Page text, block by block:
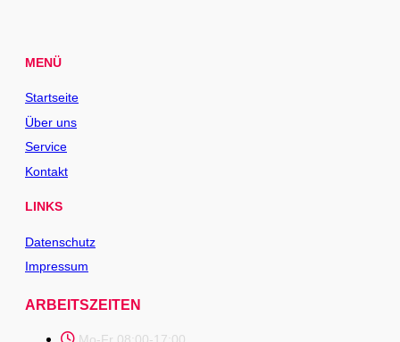
MENÜ
Startseite
Über uns
Service
Kontakt
LINKS
Datenschutz
Impressum
ARBEITSZEITEN
Mo-Fr 08:00-17:00